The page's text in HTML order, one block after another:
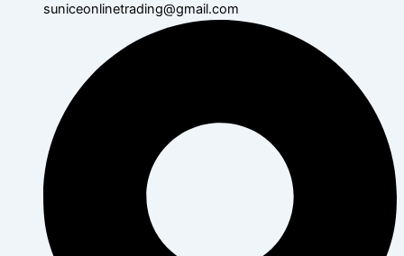
suniceonlinetrading@gmail.com